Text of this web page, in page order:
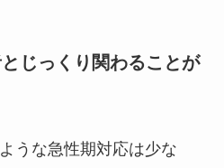
じっくり関わることが
うな急性期対応は少な